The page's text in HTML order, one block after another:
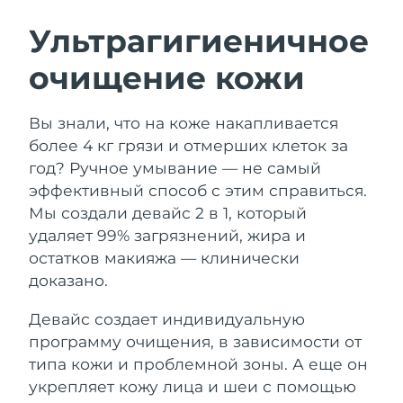
Ультрагигиеничное
очищение кожи
Вы знали, что на коже накапливается
более 4 кг грязи и отмерших клеток за
год? Ручное умывание — не самый
эффективный способ с этим справиться.
Мы создали девайс 2 в 1, который
удаляет 99% загрязнений, жира и
остатков макияжа — клинически
доказано.
Девайс создает индивидуальную
программу очищения, в зависимости от
типа кожи и проблемной зоны. А еще он
укрепляет кожу лица и шеи с помощью
LUNA™ 4 набор
Anti-aging massage
LUNA™ 4 Plus
Massage, LED heating
LUNA™ 4 Men
For men, anti-aging massage
BEAR™ 2 набор
Microcurrent toning
BEAR™ 2 go
Microcurrent toning on-the-go
BEAR™ 2 eyes & lips
Microcurrent line smoothing device
Увлажнение
UFO™ 3 набор
UFO™ 3 LED
Near-infrared and red light therapy
device
Забота о полости рта
issa™ 4
issa™ 4 plus
Smart hybrid silicone sonic toothbrush
FAQ™ АНТИВОЗРАСТНОЙ УХОД
Омоложение LED-процедуры
Австралия
Ожидаемая дата доставки
Австрия
Ожидаемая дата доставки
8/9/26
Бахрейн
8/10/26
Бельгия
Ожидаемая дата доставки
Босния и
Герцеговина
Ожидаемая дата доставки
8/12/26